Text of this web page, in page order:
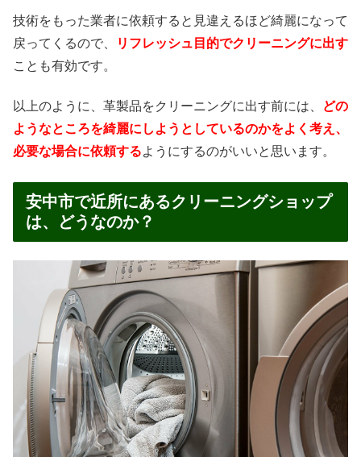
技術をもった業者に依頼すると見違えるほど綺麗になって
戻ってくるので、
リフレッシュ目的でクリーニングに出す
ことも有効です。
以上のように、革製品をクリーニングに出す前には、
どの
ようなところを綺麗にしようとしているのかをよく考え、
必要な場合に依頼するようにするのがいいと思います。
安中市で近所にあるクリーニングショップ
は、どうなのか？